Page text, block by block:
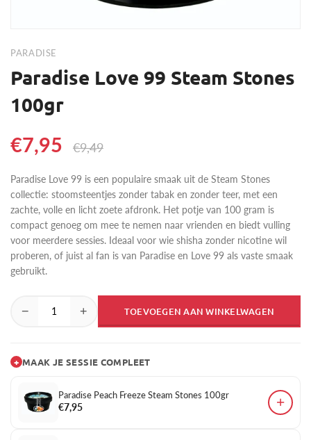
PARADISE
Paradise Love 99 Steam Stones
100gr
€7,95 €9,49
Paradise Love 99 is een populaire smaak uit de Steam Stones
collectie: stoomsteentjes zonder tabak en zonder teer, met een
zachte, volle en licht zoete afdronk. Het potje van 100 gram is
compact genoeg om mee te nemen naar vrienden en biedt vulling
voor meerdere sessies. Ideaal voor wie shisha zonder nicotine wil
proberen, of juist al fan is van Paradise en Love 99 als vaste smaak
gebruikt.
− + TOEVOEGEN AAN WINKELWAGEN
+ MAAK JE SESSIE COMPLEET
Paradise Peach Freeze Steam Stones 100gr
€7,95
+